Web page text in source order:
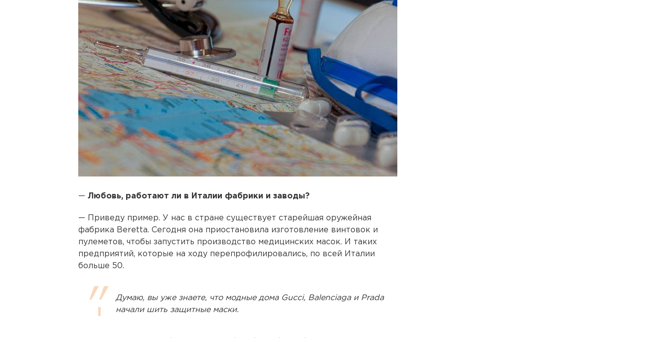
— Любовь, работают ли в Италии фабрики и заводы?
— Приведу пример. У нас в стране существует старейшая оружейная
фабрика Beretta. Сегодня она приостановила изготовление винтовок и
пулеметов, чтобы запустить производство медицинских масок. И таких
предприятий, которые на ходу перепрофилировались, по всей Италии
больше 50.
Думаю, вы уже знаете, что модные дома Gucci, Balenciaga и Prada
начали шить защитные маски.